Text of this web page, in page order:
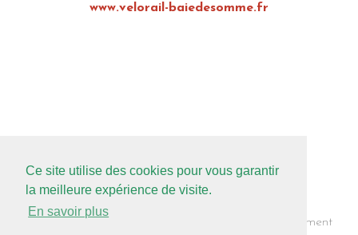
Ce site utilise des cookies pour vous garantir
la meilleure expérience de visite.
En savoir plus
www.velorail-baiedesomme.fr
Inscription Newsletter Recrutement